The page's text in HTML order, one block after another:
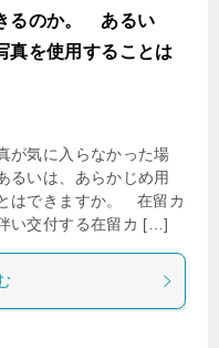
るのか。 あるい
真を使用することは
が気に入らなかった場
るいは、あらかじめ用
はできますか。 在留カ
い交付する在留カ […]